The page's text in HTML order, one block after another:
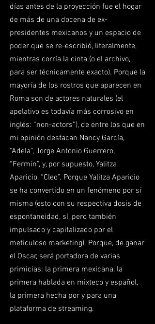
días antes de la proyección fue el hogar
de más de una docena de ex-
presidentes mexicanos y un espacio de
poder que se re-escribió, literalmente,
mientras corría la cinta (o el archivo,
para ser técnicamente exacto). Porque la
mayoría de los rostros que aparecen en
Roma son de actores naturales (el
apelativo es todavía más corrosivo en
inglés: “non-actors”), de entre los que en
mi opinión destacan Nancy García,
“Adela”, Jorge Antonio Guerrero,
“Fermín”, y, por supuesto, Yalitza
Aparicio, “Cleo”. Porque Yalitza Aparicio
se ha convertido en un fenómeno por sí
misma (esto con su respectiva dosis de
espontaneidad, sí, pero también
impulsado y capitalizado por el
meticuloso marketing). Porque, de ganar
el Oscar, será portadora de varias
primicias: la primera mexicana, la
primera hablada en mixteco y español,
la primera hecha por y para una
plataforma de streaming.